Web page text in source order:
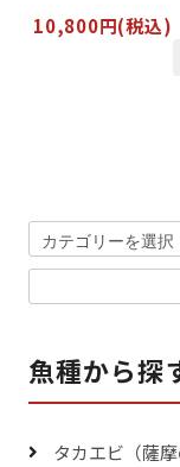
10,800円(税込)
魚種から探
タカエビ（薩摩